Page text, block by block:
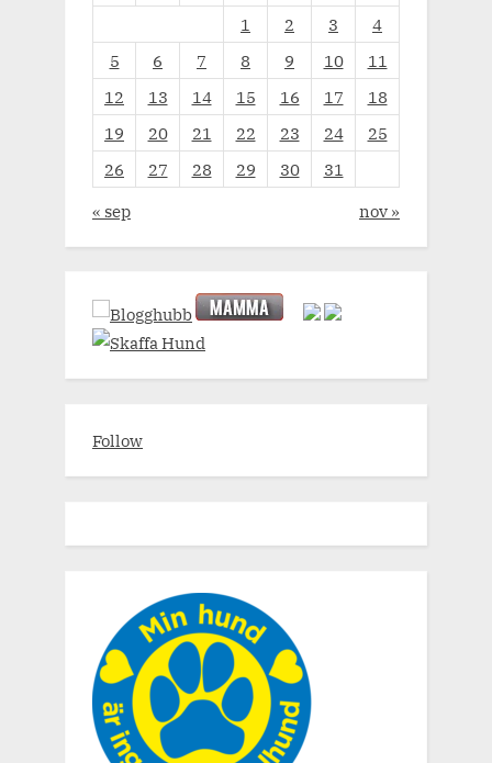
1
2 3
4
5
6 7 8 9 10
11
12
13 14 15 16 17
18
19
20 21 22 23 24
25
26
27 28 29 30
31
« sep
nov »
Follow